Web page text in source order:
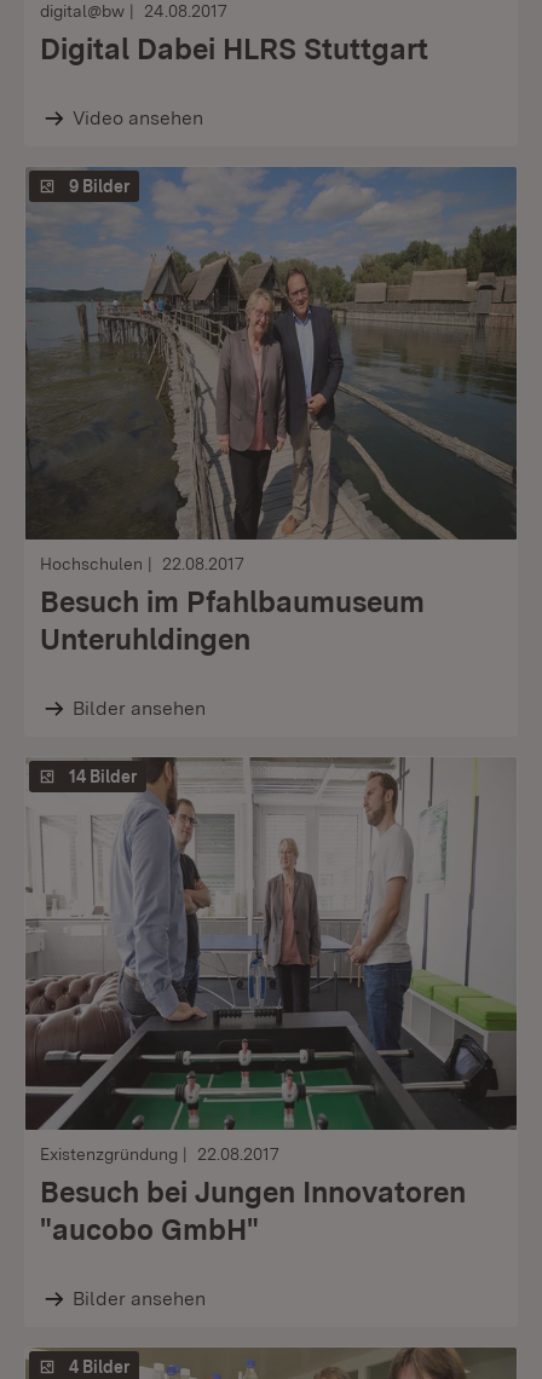
digital@bw 24.08.2017
Digital Dabei HLRS Stuttgart
Video ansehen
9 Bilder
Hochschulen 22.08.2017
Besuch im Pfahlbaumuseum
Unteruhldingen
Bilder ansehen
14 Bilder
Existenzgründung 22.08.2017
Besuch bei Jungen Innovatoren
"aucobo GmbH"
Bilder ansehen
4 Bilder